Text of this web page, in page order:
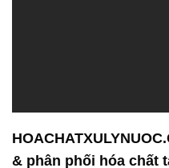
chuyên cung cấp và
cao, đặc biệt trong lĩnh
Chúng tôi cam kết